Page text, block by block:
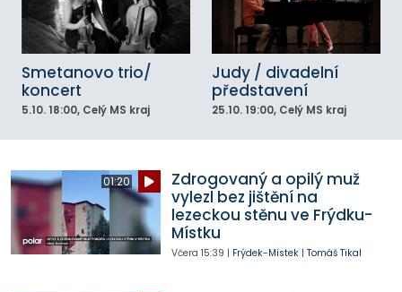
Smetanovo trio/
koncert
5.10. 18:00, Celý MS kraj
Judy / divadelní
představení
25.10. 19:00, Celý MS kraj
01:20
Zdrogovaný a opilý muž
vylezl bez jištění na
lezeckou stěnu ve Frýdku-
Místku
Včera 15:39 | Frýdek-Místek| Tomáš Tikal